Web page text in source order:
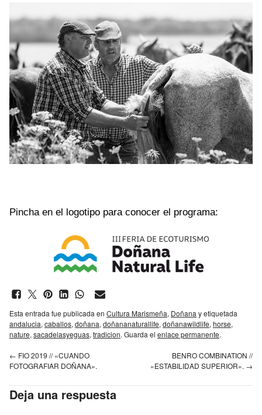
Pincha en el logotipo para conocer el programa:
Esta entrada fue publicada en Cultura Marismeña, Doñana y etiquetada
andalucia, caballos, doñana, doñananaturallife, doñanawildlife, horse,
nature, sacadelasyeguas, tradicion. Guarda el enlace permanente.
← FIO 2019 // «CUANDO
FOTOGRAFIAR DOÑANA».
BENRO COMBINATION //
«ESTABILIDAD SUPERIOR». →
Deja una respuesta